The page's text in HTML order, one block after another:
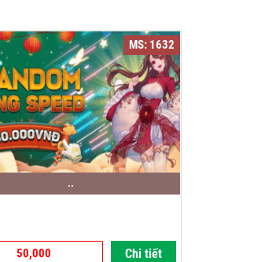
MS: 1632
..
50,000 Chi tiết